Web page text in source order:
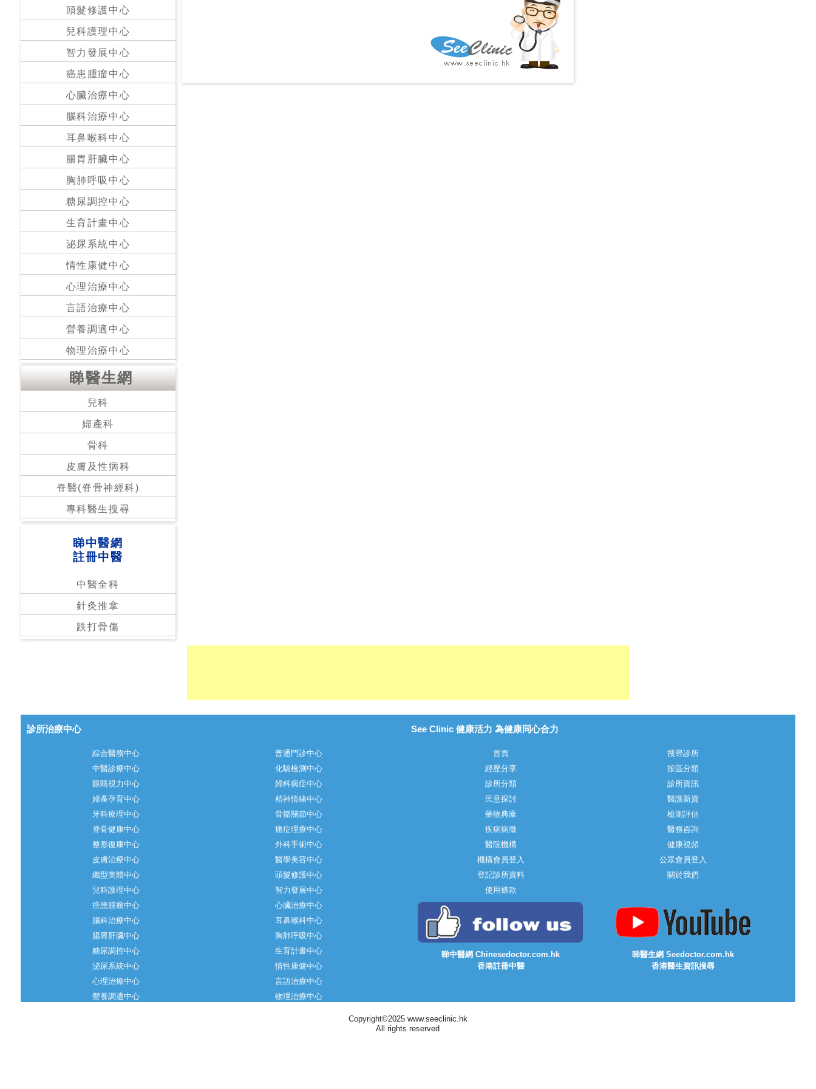
醫
醫
院
頭髮修護中心
兒科護理中心
智力發展中心
癌患腫瘤中心
心臟治療中心
腦科治療中心
耳鼻喉科中心
腸胃肝臟中心
胸肺呼吸中心
糖尿調控中心
生育計畫中心
泌尿系統中心
情性康健中心
心理治療中心
言語治療中心
營養調適中心
物理治療中心
睇醫生網
兒科
婦產科
骨科
皮膚及性病科
脊醫(脊骨神經科)
專科醫生搜尋
睇中醫網
註冊中醫
中醫全科
針灸推拿
跌打骨傷
診所治療中心
綜合醫務中心
普通門診中心
中醫診療中心
化驗檢測中心
眼睛視力中心
婦科病症中心
婦產孕育中心
精神情緒中心
牙科療理中心
骨骼關節中心
脊骨健康中心
痛症理療中心
整形復康中心
外科手術中心
皮膚治療中心
醫學美容中心
纖型美體中心
頭髮修護中心
兒科護理中心
智力發展中心
癌患腫瘤中心
心臟治療中心
腦科治療中心
耳鼻喉科中心
腸胃肝臟中心
胸肺呼吸中心
糖尿調控中心
生育計畫中心
泌尿系統中心
情性康健中心
心理治療中心
言語治療中心
營養調適中心
物理治療中心
See Clinic 健康活力 為健康同心合力
首頁
搜尋診所
經歷分享
按區分類
診所分類
診所資訊
民意探討
醫護新資
藥物典庫
檢測評估
疾病病徵
醫務咨詢
醫院機構
健康視頻
機構會員登入
公眾會員登入
登記診所資料
關於我們
使用條款
睇中醫網 Chinesedoctor.com.hk
香港註冊中醫
睇醫生網 Seedoctor.com.hk
香港醫生資訊搜尋
Copyright©2025 www.seeclinic.hk
All rights reserved